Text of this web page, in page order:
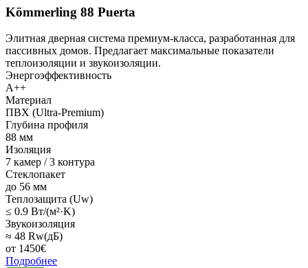
Kömmerling 88 Puerta
Элитная дверная система премиум-класса, разработанная для
пассивных домов. Предлагает максимальные показатели
теплоизоляции и звукоизоляции.
Энергоэффективность
A++
Материал
ПВХ (Ultra-Premium)
Глубина профиля
88 мм
Изоляция
7 камер / 3 контура
Стеклопакет
до 56 мм
Теплозащита (Uw)
≤ 0.9 Вт/(м²·K)
Звукоизоляция
≈ 48 Rw(дБ)
от 1450€
Подробнее